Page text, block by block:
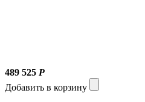
489 525 Р
Добавить в корзину